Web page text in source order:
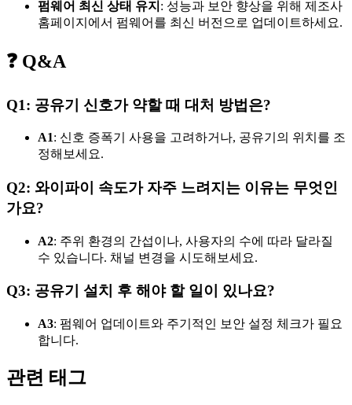
펌웨어 최신 상태 유지 : 성능과 보안 향상을 위해 제조사
홈페이지에서 펌웨어를 최신 버전으로 업데이트하세요.
❓ Q&A
Q1: 공유기 신호가 약할 때 대처 방법은?
A1: 신호 증폭기 사용을 고려하거나, 공유기의 위치를 조
정해보세요.
Q2: 와이파이 속도가 자주 느려지는 이유는 무엇인
가요?
A2: 주위 환경의 간섭이나, 사용자의 수에 따라 달라질
수 있습니다. 채널 변경을 시도해보세요.
Q3: 공유기 설치 후 해야 할 일이 있나요?
A3: 펌웨어 업데이트와 주기적인 보안 설정 체크가 필요
합니다.
관련 태그